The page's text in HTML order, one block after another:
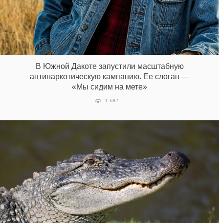
В Южной Дакоте запустили масштабную
антинаркотическую кампанию. Ее слоган —
«Мы сидим на мете»
1 687